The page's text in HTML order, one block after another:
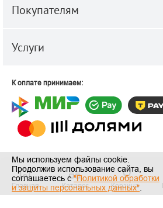
Главная Каталог Корзина
Покупателям
Услуги
К оплате принимаем:
© 2010-2026 ООО "Строй-Центр".
материалы оптом и в розницу.
Мы используем файлы cookie.
Продолжив использование сайта, вы
соглашаетесь с"Политикой обработки
и защиты персональных данных"